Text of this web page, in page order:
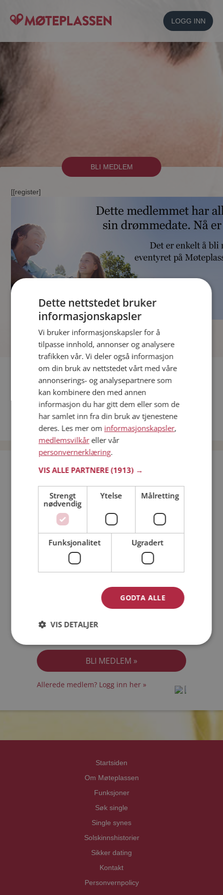
LOGG INN
BLI MEDLEM
[[register]
Fler single
Date menn i Norge
Date kvinner i Norge
Bli medlem gratis!
Jeg er en: Mann Kvinne
Min alder:
Jeg akseptererMedlemsvilkårene
Allerede medlem? Logg inn her »
Startsiden
Om Møteplassen
Funksjoner
Søk single
Single synes
Solskinnshistorier
Sikker dating
Kontakt
Personvernpolicy
Dette nettstedet bruker
informasjonskapsler
Vi bruker informasjonskapsler for å
tilpasse innhold, annonser og analysere
trafikken vår. Vi deler også informasjon
om din bruk av nettstedet vårt med våre
annonserings- og analysepartnere som
kan kombinere den med annen
informasjon du har gitt dem eller som de
har samlet inn fra din bruk av tjenestene
deres. Les mer om informasjonskapsler,
medlemsvilkåreller vår
personvernerklæring.
VIS ALLE PARTNERE(1913) →
Strengt
nødvendig
Ytelse Målretting
Funksjonalitet Ugradert
GODTA ALLE
VIS DETALJER